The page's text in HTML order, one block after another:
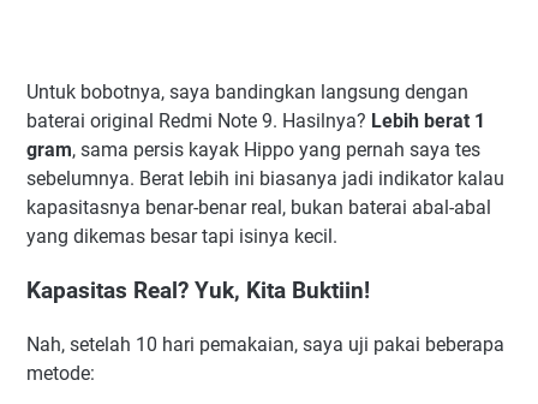
Untuk bobotnya, saya bandingkan langsung dengan
baterai original Redmi Note 9. Hasilnya? Lebih berat 1
gram, sama persis kayak Hippo yang pernah saya tes
sebelumnya. Berat lebih ini biasanya jadi indikator kalau
kapasitasnya benar-benar real, bukan baterai abal-abal
yang dikemas besar tapi isinya kecil.
Kapasitas Real? Yuk, Kita Buktiin!
Nah, setelah 10 hari pemakaian, saya uji pakai beberapa
metode: